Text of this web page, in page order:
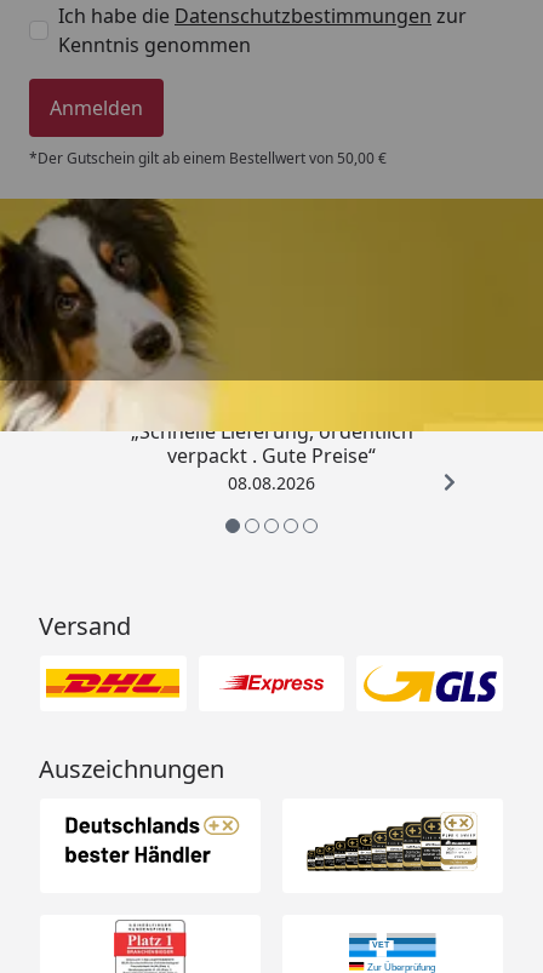
Ich habe die Datenschutzbestimmungen zur
Kenntnis genommen
Anmelden
*Der Gutschein gilt ab einem Bestellwert von 50,00 €
Trusted Shops
„Schnelle Lieferung, ordentlich
verpackt . Gute Preise“
08.08.2026
Versand
Auszeichnungen